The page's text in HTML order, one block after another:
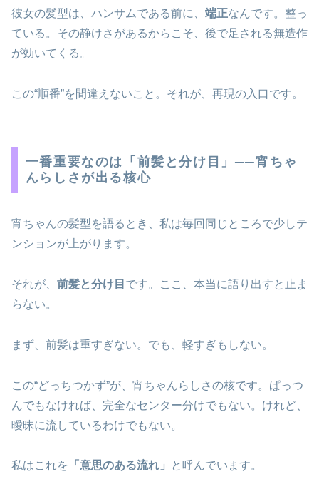
彼女の髪型は、ハンサムである前に、 端正なんです。整っ
ている。その静けさがあるからこそ、後で足される無造作
が効いてくる。
この“順番”を間違えないこと。それが、再現の入口です。
一番重要なのは「前髪と分け目」──宵ちゃ
んらしさが出る核心
宵ちゃんの髪型を語るとき、私は毎回同じところで少しテ
ンションが上がります。
それが、 前髪と分け目 です。ここ、本当に語り出すと止ま
らない。
まず、前髪は重すぎない。でも、軽すぎもしない。
この“どっちつかず”が、宵ちゃんらしさの核です。ぱっつ
んでもなければ、完全なセンター分けでもない。けれど、
曖昧に流しているわけでもない。
私はこれを 「意思のある流れ」 と呼んでいます。